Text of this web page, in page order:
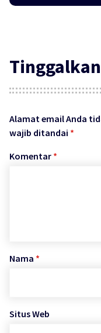
Alamat email Anda
wajib ditandai *
Komentar *
Nama *
Situs Web